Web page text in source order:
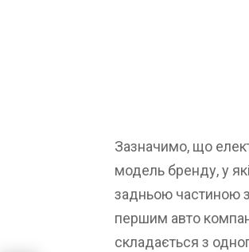
Зазначимо, що
модель бренду, у
задньою частиною
першим авто
складається з